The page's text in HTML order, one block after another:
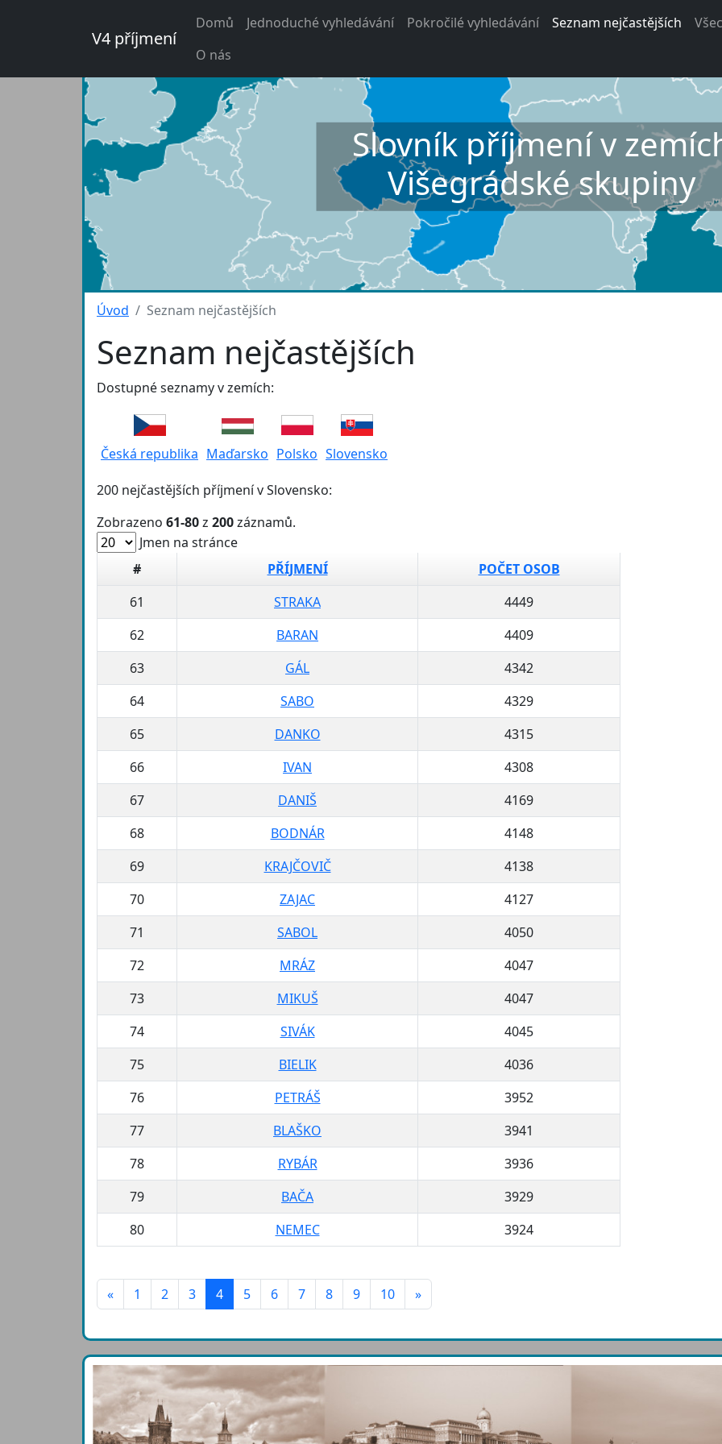
V4 příjmení
Domů Jednoduché vyhledávání Pokročilé vyhledávání Seznam nejčastějších
O nás
Slovník příjmení v
Višegrádské skupiny
Úvod Seznam nejčastějších
Seznam nejčastějších
Dostupné seznamy v zemích:
Česká republika Maďarsko Polsko Slovensko
200 nejčastějších příjmení v Slovensko:
Zobrazeno 61-80z 200záznamů.
Jmen na stránce
#
PŘÍJMENÍ
POČET OSOB
61
STRAKA
4449
62
BARAN
4409
63
GÁL
4342
64
SABO
4329
65
DANKO
4315
66
IVAN
4308
67
DANIŠ
4169
68
BODNÁR
4148
69
KRAJČOVIČ
4138
70
ZAJAC
4127
71
SABOL
4050
72
MRÁZ
4047
73
MIKUŠ
4047
74
SIVÁK
4045
75
BIELIK
4036
76
PETRÁŠ
3952
77
BLAŠKO
3941
78
RYBÁR
3936
79
BAČA
3929
80
NEMEC 3924
« 1 2 3 4 5 6 7 8 9 10 »